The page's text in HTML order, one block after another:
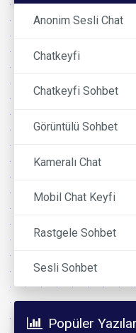
Anonim Sesli Chat
Chatkeyfi
Chatkeyfi Sohbet
Görüntülü Sohbet
Kameralı Chat
Mobil Chat Keyfi
Rastgele Sohbet
Sesli Sohbet
Popüler Yazılar